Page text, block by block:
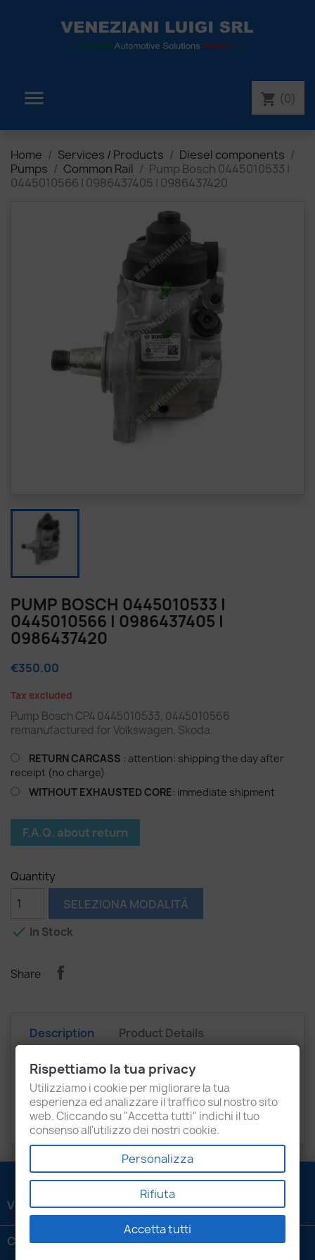
 shopping_cart (0)
Home Services / Products
Diesel components
Pumps
Common Rail
Pump Bosch 0445010533 |
0445010566 | 0986437405 | 0986437420
PUMP BOSCH 0445010533 |
0445010566 | 0986437405 |
0986437420
€350.00
Tax excluded
Pump Bosch CP4 0445010533, 0445010566
remanufactured for Volkswagen, Skoda.
RETURN CARCASS : attention: shipping the day after
receipt (no charge)
WITHOUT EXHAUSTED CORE: immediate shipment
F.A.Q. about return
Quantity
SELEZIONA MODALITÀ
 In Stock
Share
Description
Product Details
03L130755AB
Skoda, Volkswagen.
VENEZIANI LUIGI SRL 
CONTATTACI 
Rispettiamo la tua privacy
Utilizziamo i cookie per migliorare la tua
esperienza ed analizzare il traffico sul nostro sito
web. Cliccando su "Accetta tutti" indichi il tuo
consenso all'utilizzo dei nostri cookie.
Personalizza
Rifiuta
Accetta tutti